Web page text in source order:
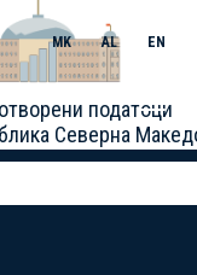
податоци
Северна
MK AL EN
Toggle